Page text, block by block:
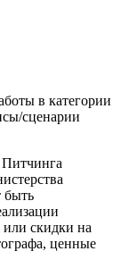
в категории
сценарии
Питчинга
быть
или скидки на
ценные